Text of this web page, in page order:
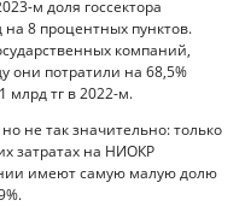
м доля госсектора
на 8 процентных пунктов.
компаний,
они потратили на 68,5%
млрд тг в 2022-м.
не так значительно: только
затратах на НИОКР
имеют самую малую долю